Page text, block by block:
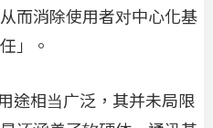
而消除使用者对中心化基
」。
途相当广泛，其并未局限